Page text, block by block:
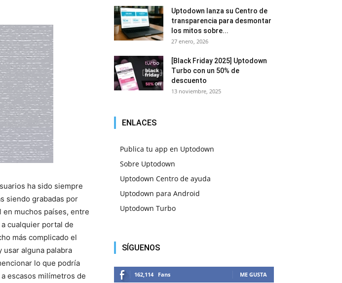
ha sido siempre
siendo grabadas por
en muchos países, entre
cualquier portal de
más complicado el
usar alguna palabra
lo que podría
escasos milímetros de
Uptodown lanza su Centro de
transparencia para desmontar
los mitos sobre...
27 enero, 2026
[Black Friday 2025] Uptodown
Turbo con un 50% de
descuento
13 noviembre, 2025
ENLACES
Publica tu app en Uptodown
Sobre Uptodown
Uptodown Centro de ayuda
Uptodown para Android
Uptodown Turbo
SÍGUENOS
162,114 Fans ME GUSTA